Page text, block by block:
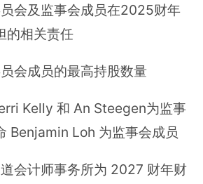
员会及监事会成员在2025财年
的相关责任
会成员的最高持股数量
Kelly 和 An Steegen为监事
Benjamin Loh 为监事会成员
道会计师事务所为 2027 财年财